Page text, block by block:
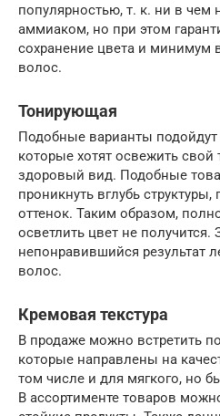
популярностью, т. к. ни в чем
аммиаком, но при этом
сохранение цвета и минимум
волос.
Тонирующая
Подобные варианты
которые хотят освежить
здоровый вид. Подобные
проникнуть вглубь
оттенок. Таким образом,
осветлить цвет не получится.
непонравившийся результат
волос.
Кремовая текстура
В продаже можно встретить
которые направлены на
том числе и для мягкого, но
В ассортименте товаров